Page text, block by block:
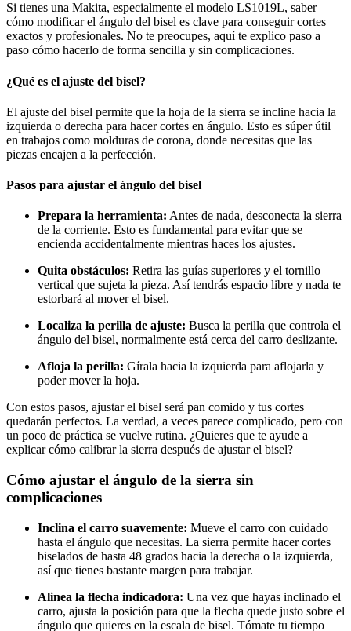
Si tienes una Makita, especialmente el modelo LS1019L, saber
cómo modificar el ángulo del bisel es clave para conseguir cortes
exactos y profesionales. No te preocupes, aquí te explico paso a
paso cómo hacerlo de forma sencilla y sin complicaciones.
¿Qué es el ajuste del bisel?
El ajuste del bisel permite que la hoja de la sierra se incline hacia la
izquierda o derecha para hacer cortes en ángulo. Esto es súper útil
en trabajos como molduras de corona, donde necesitas que las
piezas encajen a la perfección.
Pasos para ajustar el ángulo del bisel
Prepara la herramienta: Antes de nada, desconecta la sierra
de la corriente. Esto es fundamental para evitar que se
encienda accidentalmente mientras haces los ajustes.
Quita obstáculos: Retira las guías superiores y el tornillo
vertical que sujeta la pieza. Así tendrás espacio libre y nada te
estorbará al mover el bisel.
Localiza la perilla de ajuste: Busca la perilla que controla el
ángulo del bisel, normalmente está cerca del carro deslizante.
Afloja la perilla: Gírala hacia la izquierda para aflojarla y
poder mover la hoja.
Con estos pasos, ajustar el bisel será pan comido y tus cortes
quedarán perfectos. La verdad, a veces parece complicado, pero con
un poco de práctica se vuelve rutina. ¿Quieres que te ayude a
explicar cómo calibrar la sierra después de ajustar el bisel?
Cómo ajustar el ángulo de la sierra sin
complicaciones
Inclina el carro suavemente: Mueve el carro con cuidado
hasta el ángulo que necesitas. La sierra permite hacer cortes
biselados de hasta 48 grados hacia la derecha o la izquierda,
así que tienes bastante margen para trabajar.
Alinea la flecha indicadora: Una vez que hayas inclinado el
carro, ajusta la posición para que la flecha quede justo sobre el
ángulo que quieres en la escala de bisel. Tómate tu tiempo